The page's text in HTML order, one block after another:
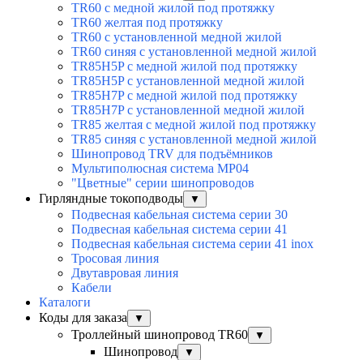
TR60 с медной жилой под протяжку
TR60 желтая под протяжку
TR60 с установленной медной жилой
TR60 синяя с установленной медной жилой
TR85H5P с медной жилой под протяжку
TR85H5P с установленной медной жилой
TR85H7P с медной жилой под протяжку
TR85H7P с установленной медной жилой
TR85 желтая с медной жилой под протяжку
TR85 синяя с установленной медной жилой
Шинопровод TRV для подъёмников
Мультиполюсная система MP04
"Цветные" серии шинопроводов
Гирляндные токоподводы
▼
Подвесная кабельная система серии 30
Подвесная кабельная система серии 41
Подвесная кабельная система серии 41 inox
Тросовая линия
Двутавровая линия
Кабели
Каталоги
Коды для заказа
▼
Троллейный шинопровод TR60 ▼
Шинопровод ▼